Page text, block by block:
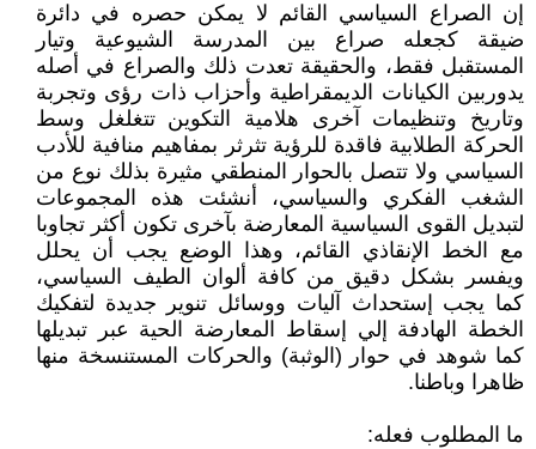
إن الصراع السياسي القائم لا يمكن حصره في دائرة
ضيقة كجعله صراع بين المدرسة الشيوعية وتيار
المستقبل فقط، والحقيقة تعدت ذلك والصراع في أصله
يدوربين الكيانات الديمقراطية وأحزاب ذات رؤى وتجربة
وتاريخ وتنظيمات آخرى هلامية التكوين تتغلغل وسط
الحركة الطلابية فاقدة للرؤية تثرثر بمفاهيم منافية للأدب
السياسي ولا تتصل بالحوار المنطقي مثيرة بذلك نوع من
الشغب الفكري والسياسي، أنشئت هذه المجموعات
لتبديل القوى السياسية المعارضة بآخرى تكون أكثر تجاوبا
مع الخط الإنقاذي القائم، وهذا الوضع يجب أن يحلل
ويفسر بشكل دقيق من كافة ألوان الطيف السياسي،
كما يجب إستحداث آليات ووسائل تنوير جديدة لتفكيك
الخطة الهادفة إلي إسقاط المعارضة الحية عبر تبديلها
كما شوهد في حوار (الوثبة) والحركات المستنسخة منها
ظاهرا وباطنا.
ما المطلوب فعله: